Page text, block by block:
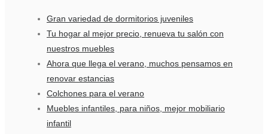
Gran variedad de dormitorios juveniles
Tu hogar al mejor precio, renueva tu salón con
nuestros muebles
Ahora que llega el verano, muchos pensamos en
renovar estancias
Colchones para el verano
Muebles infantiles, para niños, mejor mobiliario
infantil